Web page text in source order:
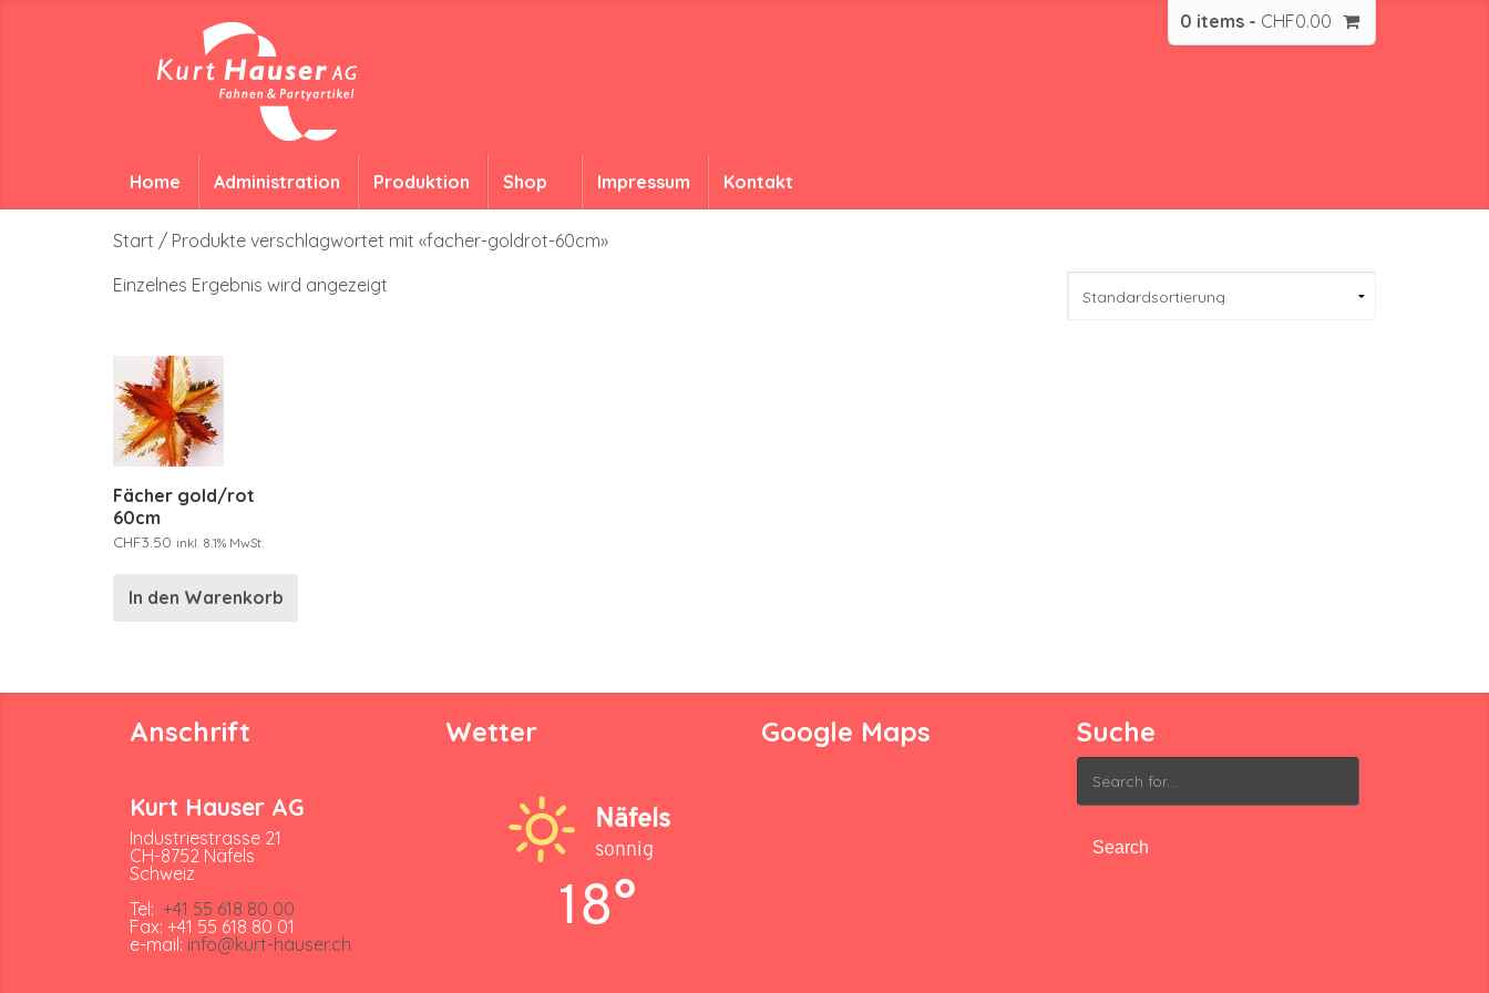
0 items - CHF0.00
Home Administration Produktion Shop Impressum Kontakt
Start / Produkte verschlagwortet mit «facher-goldrot-60cm»
Einzelnes Ergebnis wird angezeigt
Fächer gold/rot
60cm
CHF3.50 inkl. 8.1% MwSt.
In den Warenkorb
Anschrift
Kurt Hauser AG
Industriestrasse 21
CH-8752 Näfels
Schweiz
Tel: +41 55 618 80 00
Fax: +41 55 618 80 01
e-mail: info@kurt-hauser.ch
Wetter
Näfels
sonnig
18°
Google Maps Suche
Search
for: